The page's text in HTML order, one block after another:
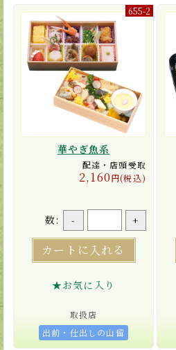
655-2
華やぎ魚系
配達・店頭受取
2,160円(税込)
数: - +
カートに入れる
★お気に入り
取扱店
出前・仕出しの山留